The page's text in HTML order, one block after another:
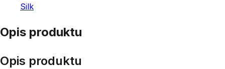
Silk
Opis produktu
Opis produktu